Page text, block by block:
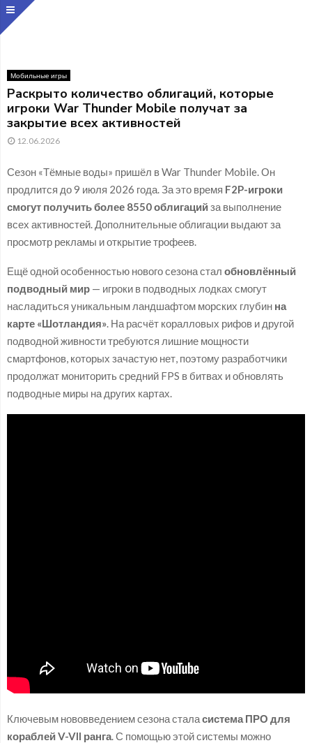
Мобильные игры
Раскрыто количество облигаций, которые
игроки War Thunder Mobile получат за
закрытие всех активностей
12.06.2026
Сезон «Тёмные воды» пришёл в War Thunder Mobile. Он
продлится до 9 июля 2026 года. За это время F2P-игроки
смогут получить более 8550 облигацийза выполнение
всех активностей. Дополнительные облигации выдают за
просмотр рекламы и открытие трофеев.
Ещё одной особенностью нового сезона стал обновлённый
подводный мир — игроки в подводных лодках смогут
насладиться уникальным ландшафтом морских глубин на
карте «Шотландия» . На расчёт коралловых рифов и другой
подводной живности требуются лишние мощности
смартфонов, которых зачастую нет, поэтому разработчики
продолжат мониторить средний FPS в битвах и обновлять
подводные миры на других картах.
Ключевым нововведением сезона сталасистема ПРО для
кораблей V-VII ранга . С помощью этой системы можно